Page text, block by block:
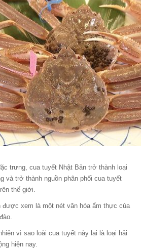
trưng, cua tuyết Nhật Bản trở thành loại
và trở thành nguồn phân phối cua tuyết
thế giới.
được xem là một nét văn hóa ẩm thực của
vì sao loài cua tuyết này lại là loại hải
hiện nay.